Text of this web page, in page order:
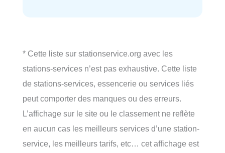
* Cette liste sur stationservice.org avec les
stations-services n’est pas exhaustive. Cette liste
de stations-services, essencerie ou services liés
peut comporter des manques ou des erreurs.
L’affichage sur le site ou le classement ne reflète
en aucun cas les meilleurs services d’une station-
service, les meilleurs tarifs, etc… cet affichage est